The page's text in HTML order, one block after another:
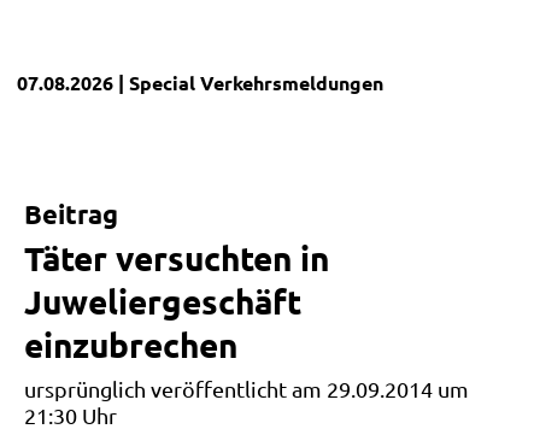
07.08.2026 | SpecialVerkehrsmeldungen
Beitrag
Täter versuchten in
Juweliergeschäft
einzubrechen
ursprünglich veröffentlicht am 29.09.2014 um
21:30 Uhr